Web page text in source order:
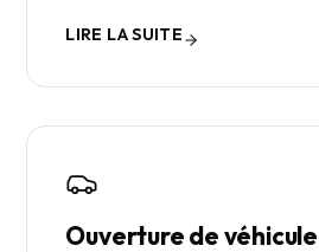
LIRE LA SUITE
Ouverture de véhicule